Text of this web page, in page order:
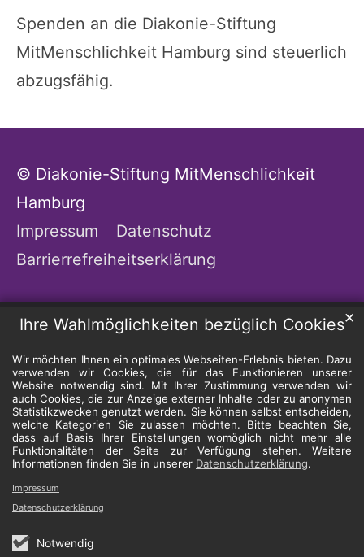
Ihre Wahlmöglichkeiten bezüglich Cookies
Wir möchten Ihnen ein optimales Webseiten-Erlebnis bieten. Dazu
verwenden wir Cookies, die für das Funktionieren unserer
Website notwendig sind. Mit Ihrer Zustimmung verwenden wir
auch Cookies, die zur Anzeige externer Inhalte oder zu anonymen
Statistikzwecken genutzt werden. Sie können selbst entscheiden,
welche Kategorien Sie zulassen möchten. Bitte beachten Sie,
dass auf Basis Ihrer Einstellungen womöglich nicht mehr alle
Funktionalitäten der Seite zur Verfügung stehen. Weitere
Informationen finden Sie in unserer Datenschutzerklärung.
Notwendig
✕
Impressum
Datenschutzerklärung
Spenden an die Diakonie-Stiftung
MitMenschlichkeit Hamburg sind steuerlich
abzugsfähig.
© Diakonie-Stiftung MitMenschlichkeit
Hamburg
Impressum
Datenschutz
Barrierrefreiheitserklärung